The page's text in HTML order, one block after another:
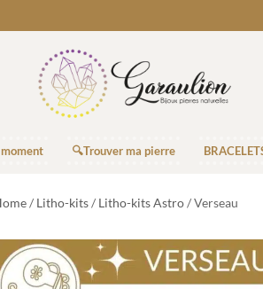
moment 🔍Trouver ma pierre
/ Litho-kits/ Litho-kits Astro/ Verseau